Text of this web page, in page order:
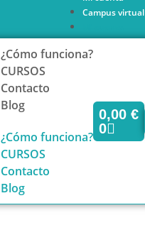
Campus virtual
Campus virtual
¿Cómo funciona?
CURSOS
Contacto
Blog
¿Cómo funciona?
CURSOS
Contacto
Blog
0,00 €
0